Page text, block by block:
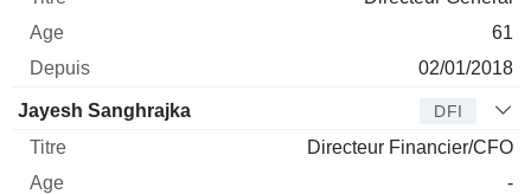
61
02/01/2018
Jayesh Sanghrajka DFI
Directeur Financier/CFO
-